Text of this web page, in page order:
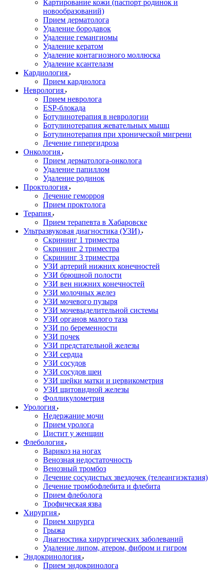
Картирование кожи (паспорт родинок и
новообразований)
Прием дерматолога
Удаление бородавок
Удаление гемангиомы
Удаление кератом
Удаление контагиозного моллюска
Удаление ксантелазм
Кардиология
Прием кардиолога
Неврология
Прием невролога
ESP-блокада
Ботулинотерапия в неврологии
Ботулинотерапия жевательных мышц
Ботулинотерапия при хронической мигрени
Лечение гипергидроза
Онкология
Прием дерматолога-онколога
Удаление папиллом
Удаление родинок
Проктология
Лечение геморроя
Прием проктолога
Терапия
Прием терапевта в Хабаровске
Ультразвуковая диагностика (УЗИ)
Скрининг 1 триместра
Скрининг 2 триместра
Скрининг 3 триместра
УЗИ артерий нижних конечностей
УЗИ брюшной полости
УЗИ вен нижних конечностей
УЗИ молочных желез
УЗИ мочевого пузыря
УЗИ мочевыделительной системы
УЗИ органов малого таза
УЗИ по беременности
УЗИ почек
УЗИ предстательной железы
УЗИ сердца
УЗИ сосудов
УЗИ сосудов шеи
УЗИ шейки матки и цервикометрия
УЗИ щитовидной железы
Фолликулометрия
Урология
Недержание мочи
Прием уролога
Цистит у женщин
Флебология
Варикоз на ногах
Венозная недостаточность
Венозный тромбоз
Лечение сосудистых звездочек (телеангиэктазия)
Лечение тромбофлебита и флебита
Прием флеболога
Трофическая язва
Хирургия
Прием хирурга
Грыжа
Диагностика хирургических заболеваний
Удаление липом, атером, фибром и гигром
Эндокринология
Прием эндокринолога